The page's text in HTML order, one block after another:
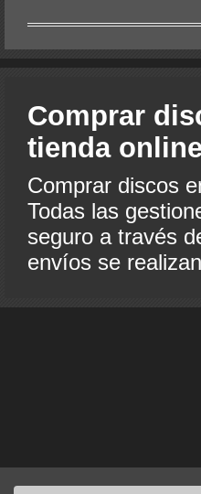
Comprar
tienda
Comprar discos
Todas las
seguro a través
envíos se